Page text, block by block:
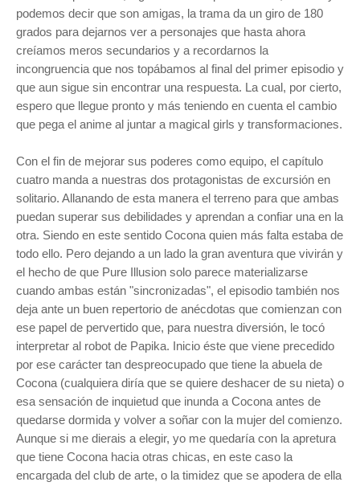
podemos decir que son amigas, la trama da un giro de 180
grados para dejarnos ver a personajes que hasta ahora
creíamos meros secundarios y a recordarnos la
incongruencia que nos topábamos al final del primer episodio y
que aun sigue sin encontrar una respuesta. La cual, por cierto,
espero que llegue pronto y más teniendo en cuenta el cambio
que pega el anime al juntar a magical girls y transformaciones.
Con el fin de mejorar sus poderes como equipo, el capítulo
cuatro manda a nuestras dos protagonistas de excursión en
solitario. Allanando de esta manera el terreno para que ambas
puedan superar sus debilidades y aprendan a confiar una en la
otra. Siendo en este sentido Cocona quien más falta estaba de
todo ello. Pero dejando a un lado la gran aventura que vivirán y
el hecho de que Pure Illusion solo parece materializarse
cuando ambas están "sincronizadas", el episodio también nos
deja ante un buen repertorio de anécdotas que comienzan con
ese papel de pervertido que, para nuestra diversión, le tocó
interpretar al robot de Papika. Inicio éste que viene precedido
por ese carácter tan despreocupado que tiene la abuela de
Cocona (cualquiera diría que se quiere deshacer de su nieta) o
esa sensación de inquietud que inunda a Cocona antes de
quedarse dormida y volver a soñar con la mujer del comienzo.
Aunque si me dierais a elegir, yo me quedaría con la apretura
que tiene Cocona hacia otras chicas, en este caso la
encargada del club de arte, o la timidez que se apodera de ella